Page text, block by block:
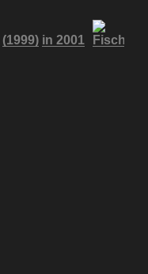
(1999) in 2001 Fischer,